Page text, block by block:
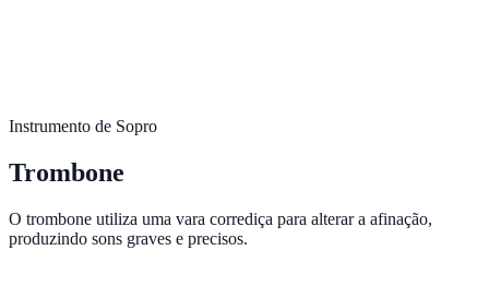
Instrumento de Sopro
Trombone
O trombone utiliza uma vara corrediça para alterar a afinação,
produzindo sons graves e precisos.